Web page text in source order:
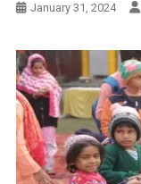
January 31, 2024